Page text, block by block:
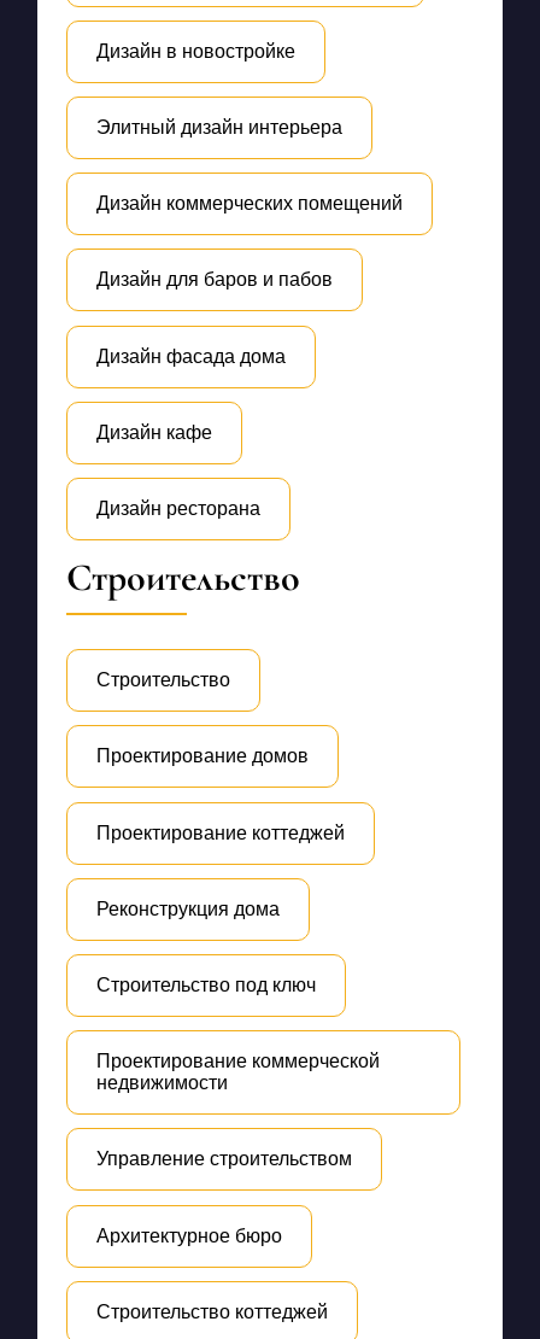
Дизайн в новостройке
Элитный дизайн интерьера
Дизайн коммерческих помещений
Дизайн для баров и пабов
Дизайн фасада дома
Дизайн кафе
Дизайн ресторана
Строительство
Строительство
Проектирование домов
Проектирование коттеджей
Реконструкция дома
Строительство под ключ
Проектирование коммерческой
недвижимости
Управление строительством
Архитектурное бюро
Строительство коттеджей